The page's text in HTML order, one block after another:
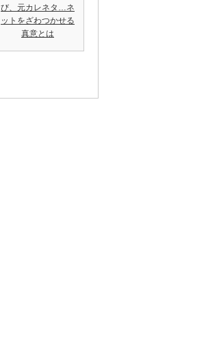
び、元カレネタ…ネ
ットをざわつかせる
真意とは